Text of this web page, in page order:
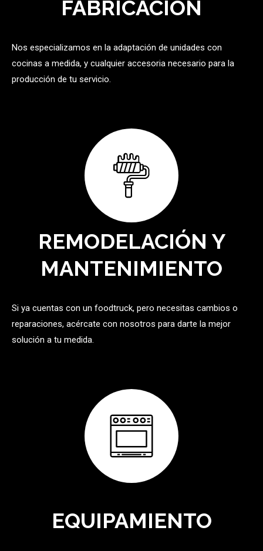
FABRICACIÓN
Nos especializamos en la adaptación de unidades con
cocinas a medida, y cualquier accesoria necesario para la
producción de tu servicio.
REMODELACIÓN Y
MANTENIMIENTO
Si ya cuentas con un foodtruck, pero necesitas cambios o
reparaciones, acércate con nosotros para darte la mejor
solución a tu medida.
EQUIPAMIENTO